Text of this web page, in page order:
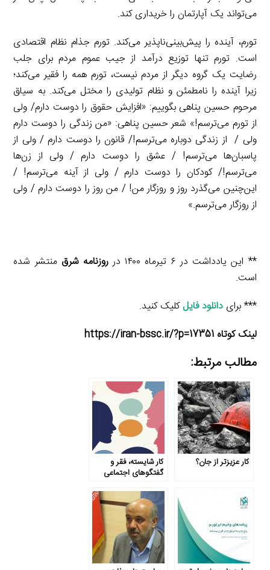
می‌تواند یک آپارتمان را خریداری کند.
تورم، آینده را پیش‌بینی‌ناپذیر می‌کند. تورم جذام نظام اقتصادی
است. تورم تنها توزیع درآمد از جیب عموم مردم برای جلب
رضایت یک گروه دیگر از مردم نیست، تورم همه را فقیر می‌کند؛
زیرا آینده را نامطمئن و نظام تولیدی را مختل می‌کند. به سیاق
مرحوم حسین پناهی بگوییم:‌ «افزایش حقوق را دوست دارم/ ولی
از تورم می‌ترسم!» شعر حسین پناهی:‌ «من زندگی را دوست دارم
ولی / از زندگی دوباره می‌ترسم!/ قانون را دوست دارم / ولی از
پاسبان‌ها می‌ترسم! / عشق را دوست دارم / ولی از زن‌ها
می‌ترسم!/ کودکان را دوست دارم / ولی از آینه می‌ترسم! /
این‌چنین می‌گذرد روز و روزگار من! / من روز را دوست دارم / ولی
از روزگار می‌ترسم.»
** این یادداشت در ۶ تیرماه ۱۴۰۰ در روزنامه شرق منتشر شده
است.
*** برایدانلود فایلکلیک کنید.
لینک کوتاه https://iran-bssc.ir/?p=17351
مطالب مرتبط:
کار عزیزتر از جان؟
کار شایسته، فقر و
گفتگوهای اجتماعی